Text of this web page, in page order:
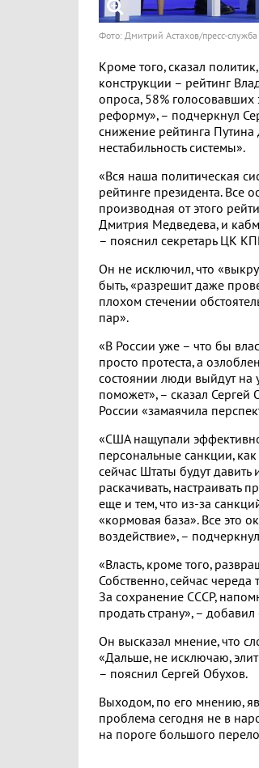
Фото: Дмитрий Астахов/пресс-
Кроме того, сказал
конструкции – рейтинг
опроса, 58%
реформу», – подчеркнул
снижение рейтинга
нестабильность системы».
«Вся наша политическая
рейтинге президента. Все
производная от этого
Дмитрия Медведева, и
– пояснил секретарь ЦК
Он не исключил, что
быть, «разрешит даже
плохом стечении
пар».
«В России уже – что бы
просто протеста, а
состоянии люди выйдут на
поможет», – сказал Сергей
России «замаячила
«США нащупали
персональные санкции,
сейчас Штаты будут давить
раскачивать, настраивать
еще и тем, что из-за
«кормовая база». Все это
воздействие», –
«Власть, кроме того,
Собственно, сейчас череда
За сохранение СССР,
продать страну», – добавил
Он высказал мнение, что
«Дальше, не исключаю,
– пояснил Сергей Обухов.
Выходом, по его мнению,
проблема сегодня не в
на пороге большого